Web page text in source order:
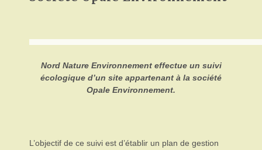
Nord Nature Environnement effectue un suivi
écologique d’un site appartenant à la société
Opale Environnement.
L’objectif de ce suivi est d’établir un plan de gestion